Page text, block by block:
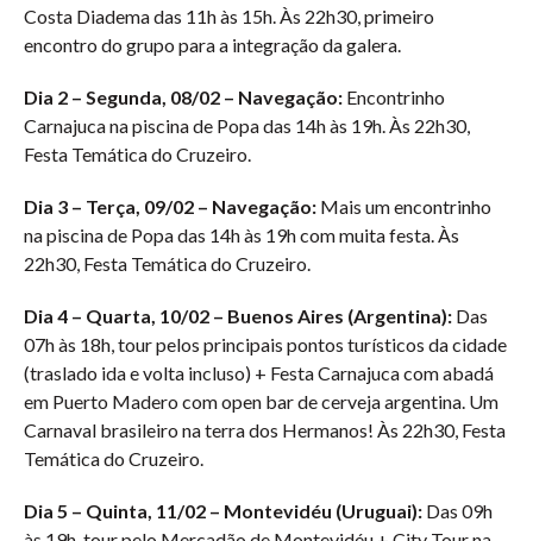
Costa Diadema das 11h às 15h. Às 22h30, primeiro
encontro do grupo para a integração da galera.
Dia 2 – Segunda, 08/02 – Navegação: Encontrinho
Carnajuca na piscina de Popa das 14h às 19h. Às 22h30,
Festa Temática do Cruzeiro.
Dia 3 – Terça, 09/02 – Navegação: Mais um encontrinho
na piscina de Popa das 14h às 19h com muita festa. Às
22h30, Festa Temática do Cruzeiro.
Dia 4 – Quarta, 10/02 – Buenos Aires (Argentina): Das
07h às 18h, tour pelos principais pontos turísticos da cidade
(traslado ida e volta incluso) + Festa Carnajuca com abadá
em Puerto Madero com open bar de cerveja argentina. Um
Carnaval brasileiro na terra dos Hermanos! Às 22h30, Festa
Temática do Cruzeiro.
Dia 5 – Quinta, 11/02 – Montevidéu (Uruguai): Das 09h